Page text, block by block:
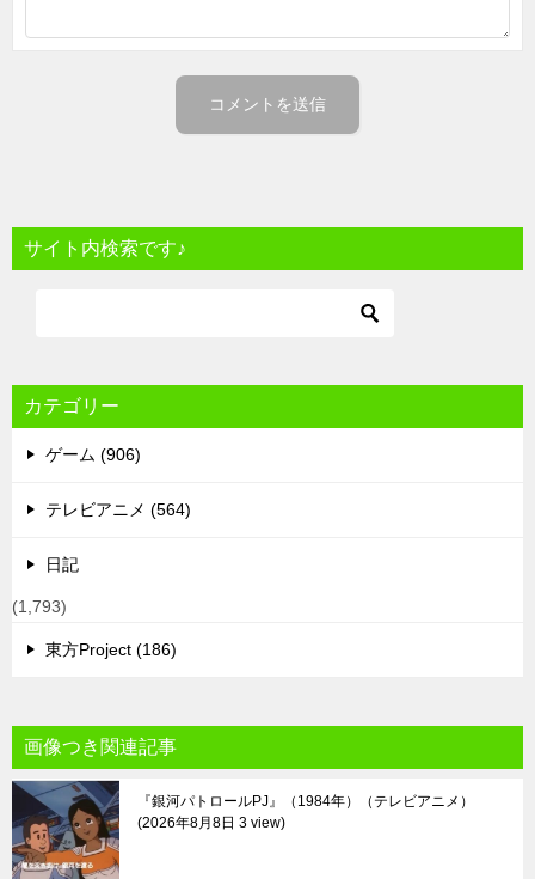
サイト内検索です♪
カテゴリー
ゲーム (906)
テレビアニメ (564)
日記
(1,793)
東方Project (186)
画像つき関連記事
『銀河パトロールPJ』（1984年）（テレビアニメ）
2026年8月8日 3 view